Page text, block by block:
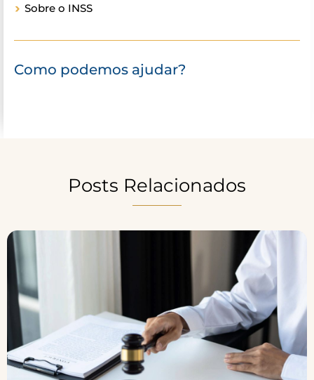
Sobre o INSS
Como podemos ajudar?
Posts Relacionados